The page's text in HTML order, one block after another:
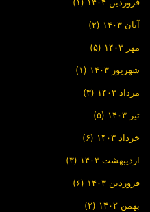
فروردین ۱۴۰۴ (۱)
آبان ۱۴۰۳ (۲)
مهر ۱۴۰۳ (۵)
شهریور ۱۴۰۳ (۱)
مرداد ۱۴۰۳ (۳)
تیر ۱۴۰۳ (۵)
خرداد ۱۴۰۳ (۶)
اردیبهشت ۱۴۰۳ (۳)
فروردین ۱۴۰۳ (۶)
بهمن ۱۴۰۲ (۲)